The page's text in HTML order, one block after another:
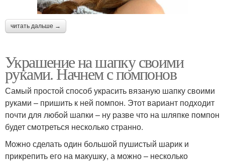
читать дальше →
Украшение на шапку своими
руками. Начнем с помпонов
Самый простой способ украсить вязаную шапку своими
руками – пришить к ней помпон. Этот вариант подходит
почти для любой шапки – ну разве что на шляпке помпон
будет смотреться несколько странно.
Можно сделать один большой пушистый шарик и
прикрепить его на макушку, а можно – несколько